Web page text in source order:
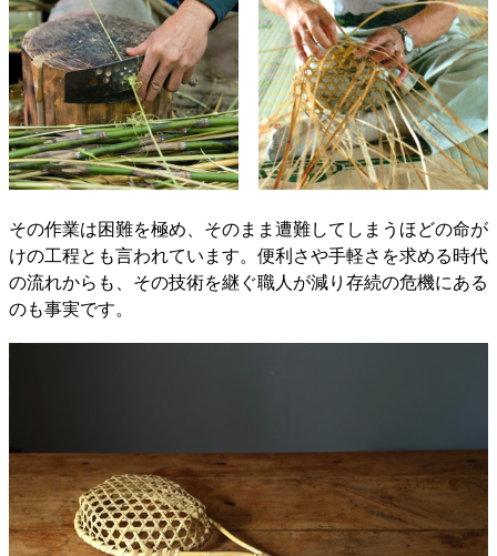
その作業は困難を極め、そのまま遭難してしまうほどの命が
けの工程とも言われています。便利さや手軽さを求める時代
の流れからも、その技術を継ぐ職人が減り存続の危機にある
のも事実です。